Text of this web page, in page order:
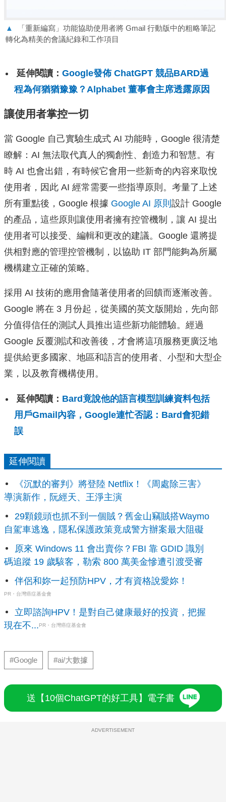
▲
「重新編寫」功能協助使用者將 Gmail 行動版中的粗略筆記
轉化為精美的會議紀錄和工作項目
延伸閱讀： Google發佈 ChatGPT 競品BARD過
程為何猶猶豫豫？Alphabet 董事會主席透露原因
讓使用者掌控一切
當 Google 自己實驗生成式 AI 功能時，Google 很清楚
瞭解：AI 無法取代真人的獨創性、創造力和智慧。有
時 AI 也會出錯，有時候它會用一些新奇的內容來取悅
使用者，因此 AI 經常需要一些指導原則。考量了上述
所有重點後，Google 根據 Google AI 原則 設計 Google
的產品，這些原則讓使用者擁有控管機制，讓 AI 提出
使用者可以接受、編輯和更改的建議。Google 還將提
供相對應的管理控管機制，以協助 IT 部門能夠為所屬
機構建立正確的策略。
採用 AI 技術的應用會隨著使用者的回饋而逐漸改善。
Google 將在 3 月份起，從美國的英文版開始， 先向部
分值得信任的測試人員推出這些新功能體驗。 經過
Google 反覆測試和改善後， 才會將這項服務更廣泛地
提供給更多國家、地區和語言的使用者、 小型和大型企
業，以及教育機構使用。
延伸閱讀： Bard竟說他的語言模型訓練資料包括
用戶Gmail內容，Google連忙否認：Bard會犯錯
誤
延伸閱讀
《沉默的審判》將登陸 Netflix！《周處除三害》
導演新作，阮經天、王淨主演
29顆鏡頭也抓不到一個賊？舊金山竊賊搭Waymo
自駕車逃逸，隱私保護政策竟成警方辦案最大阻礙
原來 Windows 11 會出賣你？FBI 靠 GDID 識別
碼追蹤 19 歲駭客，勒索 800 萬美金慘遭引渡受審
伴侶和妳一起預防HPV，才有資格說愛妳！
PR・台灣癌症基金會
立即諮詢HPV！是對自己健康最好的投資，把握
現在不...PR・台灣癌症基金會
#Google #ai/大數據
送【10個ChatGPT的好工具】電子書
ADVERTISEMENT